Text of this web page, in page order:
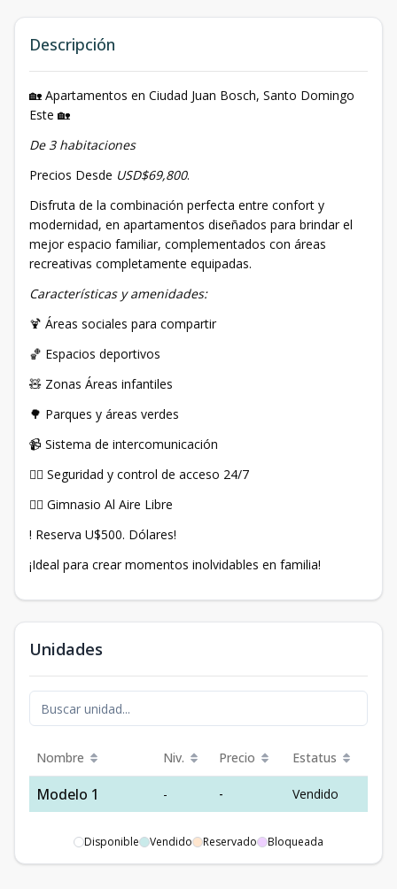
Descripción
🏡 Apartamentos en Ciudad Juan Bosch, Santo Domingo
Este 🏡
De 3 habitaciones
Precios Desde USD$69,800.
Disfruta de la combinación perfecta entre confort y
modernidad, en apartamentos diseñados para brindar el
mejor espacio familiar, complementados con áreas
recreativas completamente equipadas.
Características y amenidades:
🍹 Áreas sociales para compartir
🏀 Espacios deportivos
🧸 Zonas Áreas infantiles
🌳 Parques y áreas verdes
📹 Sistema de intercomunicación
👮‍♂️ Seguridad y control de acceso 24/7
🏋️‍♀️ Gimnasio Al Aire Libre
! Reserva U$500. Dólares!
¡Ideal para crear momentos inolvidables en familia!
Unidades
Nombre Niv. Precio Estatus
Modelo 1 - - Vendido
Disponible Vendido Reservado Bloqueada